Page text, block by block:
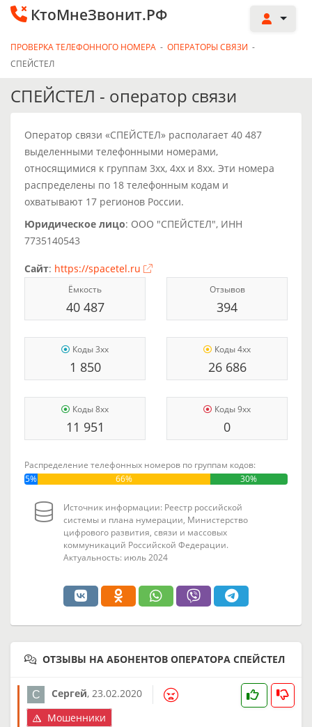
КтоМнеЗвонит.РФ
ПРОВЕРКА ТЕЛЕФОННОГО НОМЕРА - ОПЕРАТОРЫ СВЯЗИ -
СПЕЙСТЕЛ
СПЕЙСТЕЛ - оператор связи
Оператор связи «СПЕЙСТЕЛ» располагает 40 487
выделенными телефонными номерами,
относящимися к группам 3xx, 4xx и 8xx. Эти номера
распределены по 18 телефонным кодам и
охватывают 17 регионов России.
Юридическое лицо: ООО "СПЕЙСТЕЛ", ИНН
7735140543
Сайт: https://spacetel.ru
Ёмкость
40 487
Отзывов
394
Коды 3xx
1 850
Коды 4xx
26 686
Коды 8xx
11 951
Коды 9xx
0
Распределение телефонных номеров по группам кодов:
5%
66% 30%
Источник информации: Реестр российской
системы и плана нумерации, Министерство
цифрового развития, связи и массовых
коммуникаций Российской Федерации.
Актуальность: июль 2024
ОТЗЫВЫ НА АБОНЕНТОВ ОПЕРАТОРА СПЕЙСТЕЛ
Сергей, 23.02.2020
Мошенники